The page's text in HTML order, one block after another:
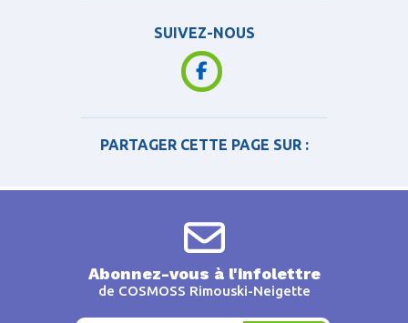
SUIVEZ-NOUS
PARTAGER CETTE PAGE SUR :
Abonnez-vous à l'infolettre
de COSMOSS Rimouski-Neigette